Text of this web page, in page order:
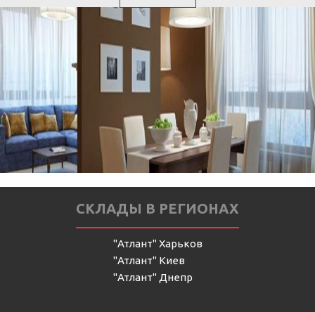
СКЛАДЫ В РЕГИОНАХ
"Атлант" Харьков
"Атлант" Киев
"Атлант" Днепр